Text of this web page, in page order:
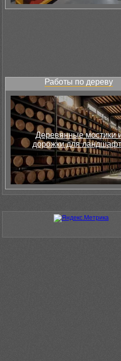
Работы по дереву
Деревянные мостики
дорожки для